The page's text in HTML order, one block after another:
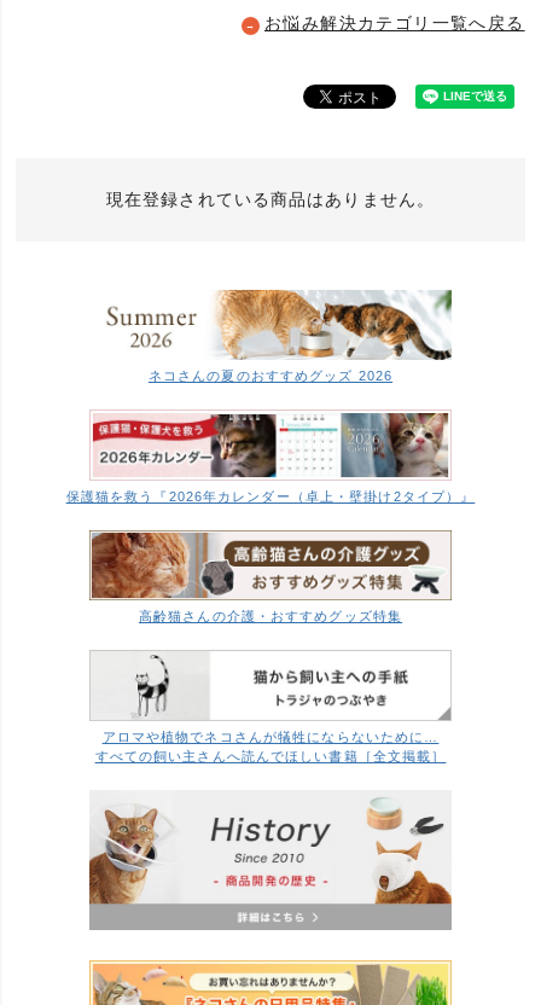
→ お悩み解決カテゴリ一覧へ戻る
現在登録されている商品はありません。
ネコさんの夏のおすすめグッズ 2026
保護猫を救う『2026年カレンダー（卓上・壁掛け2タイプ）』
高齢猫さんの介護・おすすめグッズ特集
アロマや植物でネコさんが犠牲にならないために…
すべての飼い主さんへ読んでほしい書籍［全文掲載］